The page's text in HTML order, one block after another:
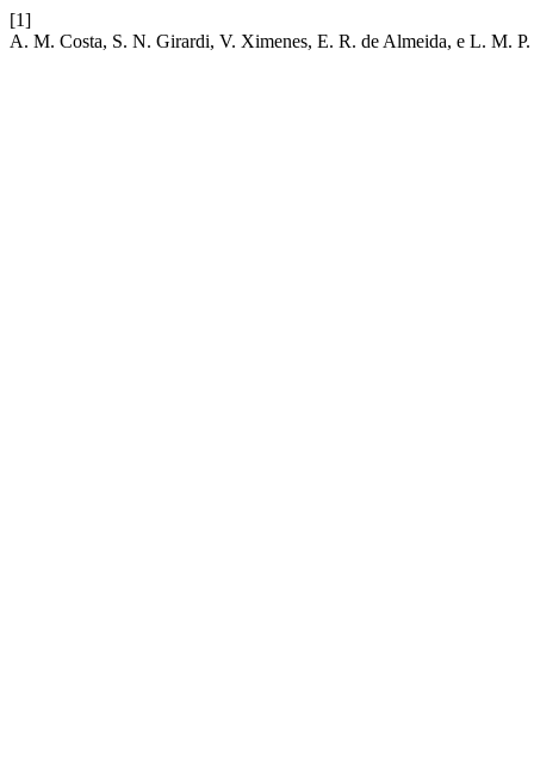
[1]
A. M. Costa, S. N. Girardi, V. Ximenes, E. R. de Almeida, e L. M.